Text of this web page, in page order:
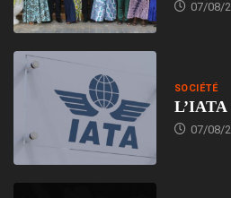
07/08/
SOCIÉTÉ
L’IATA
07/08/